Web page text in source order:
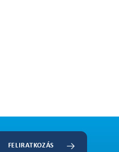
FELIRATKOZÁS